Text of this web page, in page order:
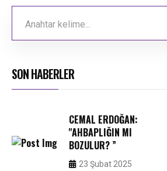
SON HABERLER
CEMAL ERDOĞAN:
''AHBAPLIĞIN MI
BOZULUR? ”
23 Şubat 2025